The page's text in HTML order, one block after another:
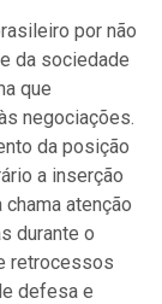
por não
da sociedade
que
negociações.
da posição
a inserção
atenção
durante o
retrocessos
defesa e